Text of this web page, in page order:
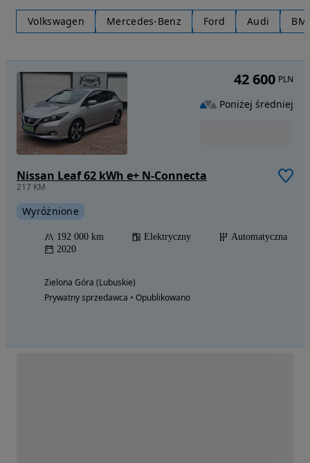
Volkswagen Mercedes-Benz Ford Audi
Nissan Leaf 62 kWh e+ N-Connecta
217 KM
Wyróżnione
192 000 km Elektryczny
Automatyczna
2020
Zielona Góra (Lubuskie)
Prywatny sprzedawca • Opublikowano
42 600 PLN
Poniżej średniej